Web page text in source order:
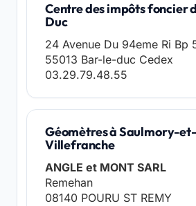
Centre des impôts foncier
Duc
24 Avenue Du 94eme Ri Bp
55013 Bar-le-duc Cedex
03.29.79.48.55
Géomètres à Saulmory-et-
Villefranche
ANGLE et MONT SARL
Remehan
08140 POURU ST REMY